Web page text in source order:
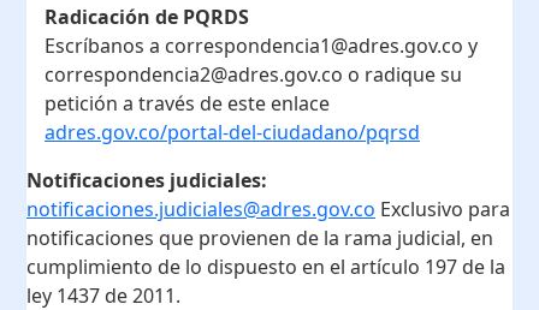
Radicación de PQRDS
Escríbanos a correspondencia1@adres.gov.co y
correspondencia2@adres.gov.co o radique su
petición a través de este enlace
adres.gov.co/portal-del-ciudadano/pqrsd
Notificaciones judiciales:
notificaciones.judiciales@adres.gov.co Exclusivo para
notificaciones que provienen de la rama judicial, en
cumplimiento de lo dispuesto en el artículo 197 de la
ley 1437 de 2011.